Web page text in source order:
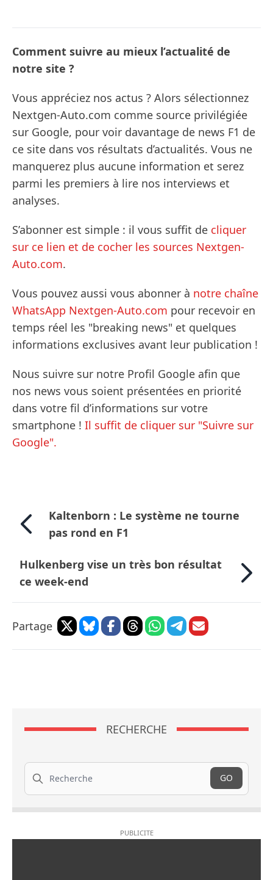
Comment suivre au mieux l’actualité de
notre site ?
Vous appréciez nos actus ? Alors sélectionnez
Nextgen-Auto.com comme source privilégiée
sur Google, pour voir davantage de news F1 de
ce site dans vos résultats d’actualités. Vous ne
manquerez plus aucune information et serez
parmi les premiers à lire nos interviews et
analyses.
S’abonner est simple : il vous suffit de cliquer
sur ce lien et de cocher les sources Nextgen-
Auto.com.
Vous pouvez aussi vous abonner à notre chaîne
WhatsApp Nextgen-Auto.com pour recevoir en
temps réel les "breaking news" et quelques
informations exclusives avant leur publication !
Nous suivre sur notre Profil Google afin que
nos news vous soient présentées en priorité
dans votre fil d’informations sur votre
smartphone ! Il suffit de cliquer sur "Suivre sur
Google".
Kaltenborn : Le système ne tourne
pas rond en F1
Hulkenberg vise un très bon résultat
ce week-end
Partage
RECHERCHE
Recherche
GO